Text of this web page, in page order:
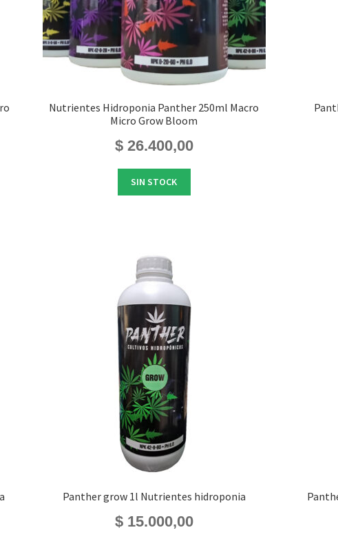
Nutrientes Hidroponia Panther 250ml Macro
Micro Grow Bloom
$26.400,00
SIN STOCK
Panther grow 1l Nutrientes hidroponia
$15.000,00